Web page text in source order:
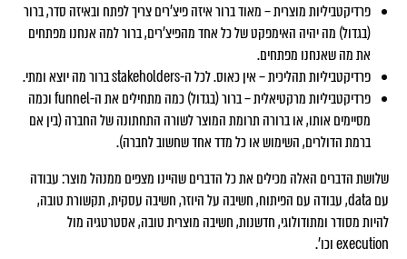
פרדיקטביליות מוצרית – מאוד ברור איזה פיצ׳רים צריך לפתח ובאיזה סדר, ברור
(בגדול) מה יהיה האימפקט של כל אחד מהפיצ׳רים, ברור למה אנחנו מפתחים
את מה שאנחנו מפתחים.
פרדיקטביליות תהליכית – אין כאוס. לכל ה-stakeholders ברור מה יוצא ומתי.
פרדיקטביליות מרקטיאלית – ברור (בגדול) כמה מתחילים את ה-funnel וכמה
מסיימים אותו, או ברורה תרומת המוצר לשורה התחתונה של החברה (בין אם
ברמת הדולרים, השימוש או כל מדד אחד שחשוב לחברה).
שלושת הדברים האלה מכילים את כל הדברים שהיינו מצפים ממנהל מוצר: עבודה
עם data, עבודה עם הפיתוח, חשיבה על היוזר, חשיבה עסקית, תקשורת טובה,
להיות מסודר ומתודולוגי, חדשנות, חשיבה מוצרית טובה, אסטרטגיה מול
execution וכו׳.